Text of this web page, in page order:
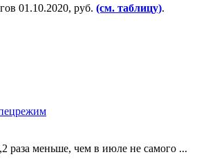
01.10.2020, руб. (см. таблицу).
раза меньше, чем в июле не самого ...